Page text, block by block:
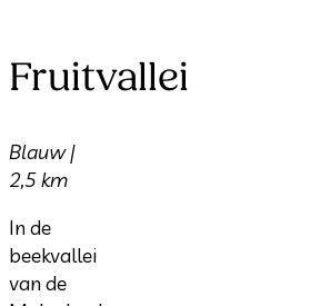
Fruitvallei
Blauw |
2,5 km
In de
beekvallei
van de